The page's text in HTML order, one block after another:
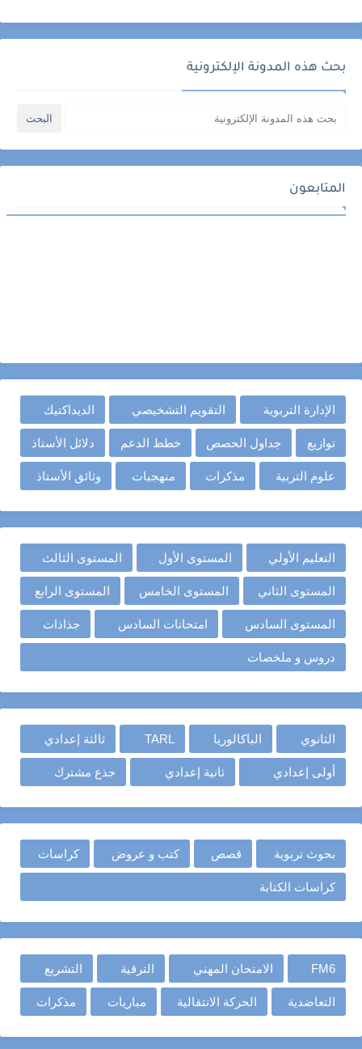
بحث هذه المدونة الإلكترونية
المتابعون
الإدارة التربوية التقويم التشخيصي الديداكتيك
توازيع جداول الحصص خطط الدعم دلائل الأستاذ
علوم التربية مذكرات منهجيات وثائق الأستاذ
التعليم الأولي المستوى الأول المستوى الثالث
المستوى الثاني المستوى الخامس المستوى الرابع
المستوى السادس امتحانات السادس جذاذات
دروس و ملخصات
الثانوي الباكالوريا TARL ثالثة إعدادي
أولى إعدادي ثانية إعدادي جذع مشترك
بحوث تربوية قصص كتب و عروض كراسات
كراسات الكتابة
FM6 الامتحان المهني الترقية التشريع
التعاضدية الحركة الانتقالية مباريات مذكرات